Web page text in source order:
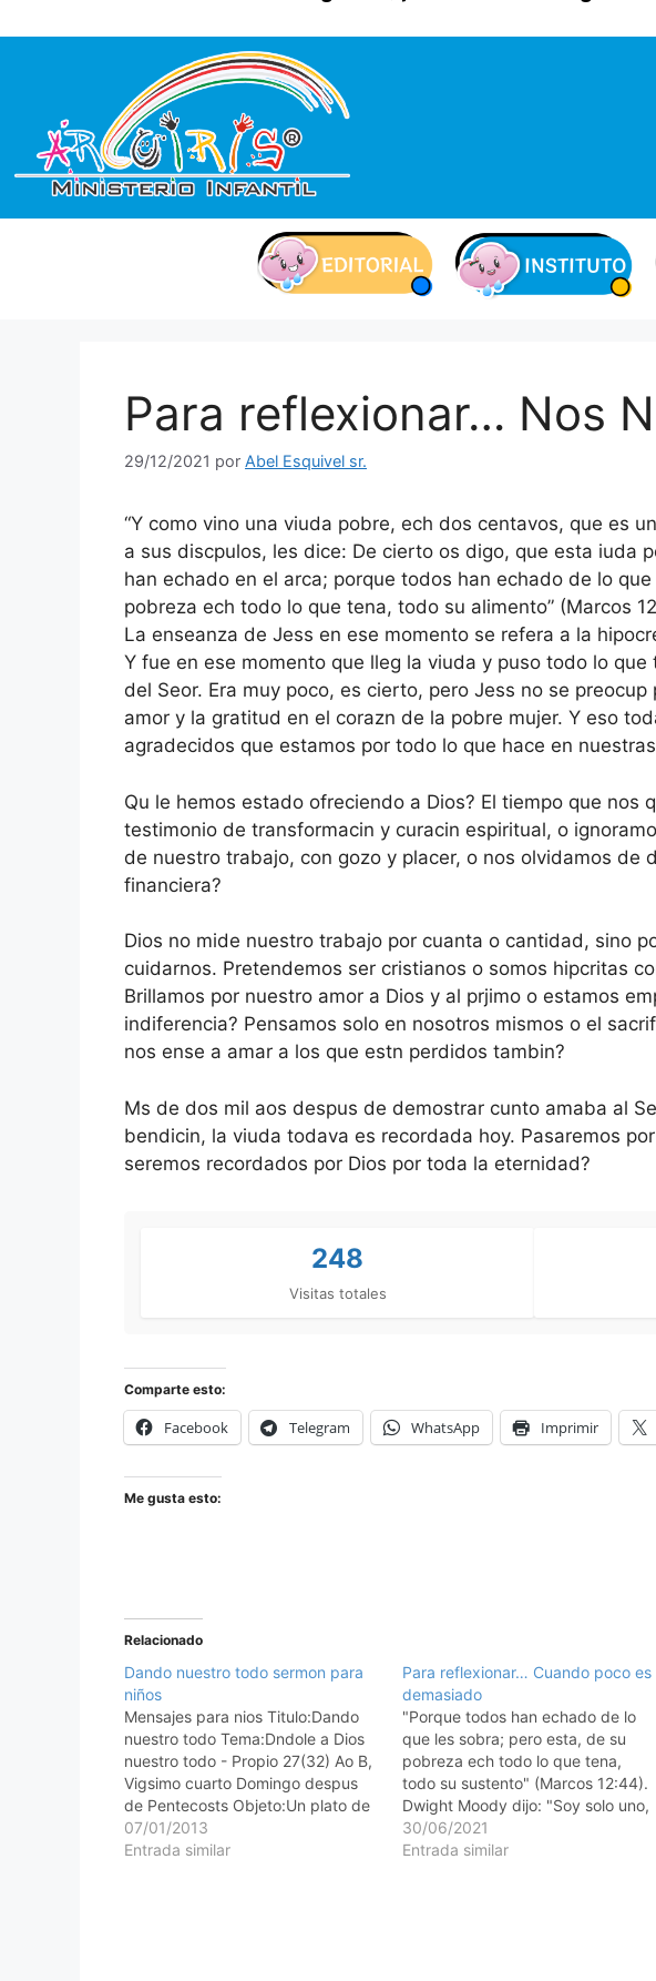
Para reflexionar… Nos
29/12/2021 por Abel Esquivel sr.
“Y como vino una viuda pobre, ech dos centavos, que es
a sus discpulos, les dice: De cierto os digo, que esta iuda
han echado en el arca; porque todos han echado de lo
pobreza ech todo lo que tena, todo su alimento” (Marcos
La enseanza de Jess en ese momento se refera a la
Y fue en ese momento que lleg la viuda y puso todo lo
del Seor. Era muy poco, es cierto, pero Jess no se
amor y la gratitud en el corazn de la pobre mujer. Y eso
agradecidos que estamos por todo lo que hace en
Qu le hemos estado ofreciendo a Dios? El tiempo que nos
testimonio de transformacin y curacin espiritual, o
de nuestro trabajo, con gozo y placer, o nos olvidamos de
financiera?
Dios no mide nuestro trabajo por cuanta o cantidad, sino
cuidarnos. Pretendemos ser cristianos o somos hipcritas
Brillamos por nuestro amor a Dios y al prjimo o estamos
indiferencia? Pensamos solo en nosotros mismos o el
nos ense a amar a los que estn perdidos tambin?
Ms de dos mil aos despus de demostrar cunto amaba al
bendicin, la viuda todava es recordada hoy. Pasaremos
seremos recordados por Dios por toda la eternidad?
248
Visitas totales
Comparte esto:
Facebook Telegram WhatsApp Imprimir
Me gusta esto:
Relacionado
Dando nuestro todo sermon para
niños
Mensajes para nios Titulo:Dando
nuestro todo Tema:Dndole a Dios
nuestro todo - Propio 27(32) Ao B,
Vigsimo cuarto Domingo despus
de Pentecosts Objeto:Un plato de
ofrendas y billetes y monedas de
diferentes denominaciones.
07/01/2013
Entrada similar
Para reflexionar… Cuando poco es
demasiado
"Porque todos han echado de lo
que les sobra; pero esta, de su
pobreza ech todo lo que tena,
todo su sustento" (Marcos 12:44).
Dwight Moody dijo: "Soy solo uno,
pero soy uno. No puedo hacer
todo, pero puedo hacer algo. Y lo
30/06/2021
Entrada similar